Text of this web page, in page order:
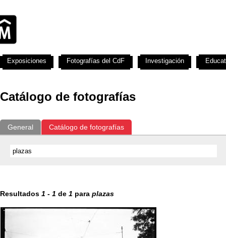
Catálogo de fotografías
General Catálogo de fotografías
Resultados 1 - 1 de 1 para plazas
Exposiciones Fotografías del CdF Investigación